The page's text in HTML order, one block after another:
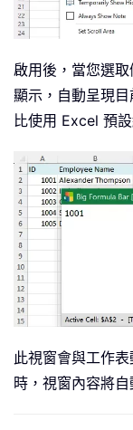
啟用後，當您選
顯示，自動呈現
比使用 Excel 預
此視窗會與工作
時，視窗內容將自